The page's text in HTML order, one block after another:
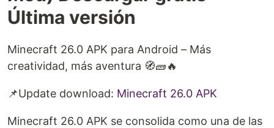
Última versión
Minecraft 26.0 APK para Android – Más
creatividad, más aventura 🧭🧱🔥
📌Update download: ⁠ Minecraft 26.0 APK⁠
Minecraft 26.0 APK se consolida como una de las